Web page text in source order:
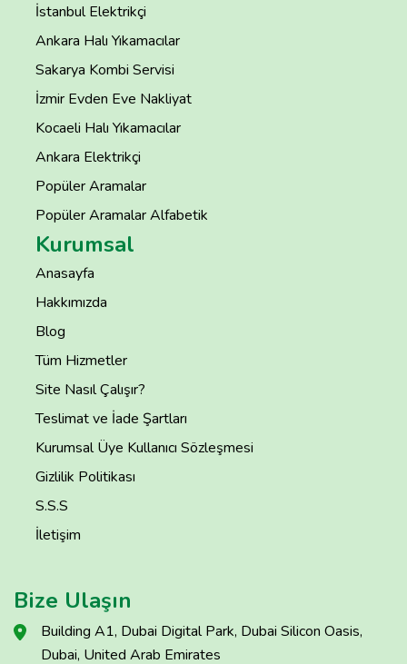
İstanbul Elektrikçi
Ankara Halı Yıkamacılar
Sakarya Kombi Servisi
İzmir Evden Eve Nakliyat
Kocaeli Halı Yıkamacılar
Ankara Elektrikçi
Popüler Aramalar
Popüler Aramalar Alfabetik
Kurumsal
Anasayfa
Hakkımızda
Blog
Tüm Hizmetler
Site Nasıl Çalışır?
Teslimat ve İade Şartları
Kurumsal Üye Kullanıcı Sözleşmesi
Gizlilik Politikası
S.S.S
İletişim
Bize Ulaşın
Building A1, Dubai Digital Park, Dubai Silicon Oasis,
Dubai, United Arab Emirates